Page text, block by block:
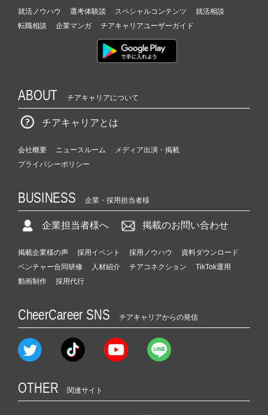
就活ノウハウ 選考体験談 スペシャルコンテンツ
就活相談
転職相談
企業マンガ チアキャリアユーザーガイド
ABOUT チアキャリアについて
チアキャリアとは
会社概要 ニュースルーム
メディア出演・掲載
プライバシーポリシー
BUSINESS 企業・採用担当者様
企業担当者様へ 掲載のお問い合わせ
掲載企業様の声 採用イベント 採用ノウハウ
資料ダウンロード
ベンチャー合同研修
人材紹介 チアコネクション
TikTok運用
動画制作
採用代行
CheerCareer SNS チアキャリアからの発信
OTHER 関連サイト